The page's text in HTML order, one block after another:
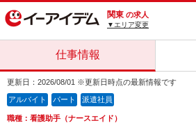
関東 の求人
▼エリア変更
仕事情報
更新日：2026/08/01 ※更新日時点の最新情報です
アルバイト パート 派遣社員
職種：看護助手（ナースエイド）